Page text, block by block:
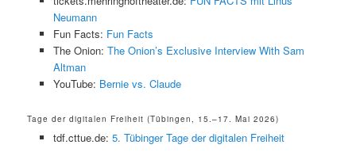
Neumann
Fun Facts: Fun Facts
The Onion: The Onion’s Exclusive Interview With Sam
Altman
YouTube: Bernie vs. Claude
Tage der digitalen Freiheit (Tübingen, 15.–17. Mai 2026)
tdf.cttue.de: 5. Tübinger Tage der digitalen Freiheit